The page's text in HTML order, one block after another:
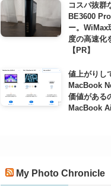
コスパ抜群
BE3600
ー。WiMax
度の高速化
【PR】
値上がりし
MacBook
価値がある
MacBook
My Photo Chronicle